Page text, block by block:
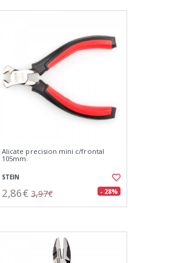
Alicate precision mini c/frontal
105mm.
STEIN
2,86€ 3,97€ - 28%